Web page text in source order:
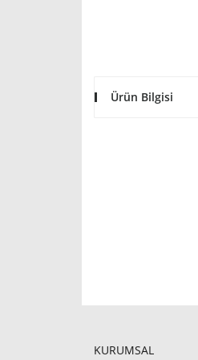
Ürün Bilgisi
KURUMSAL